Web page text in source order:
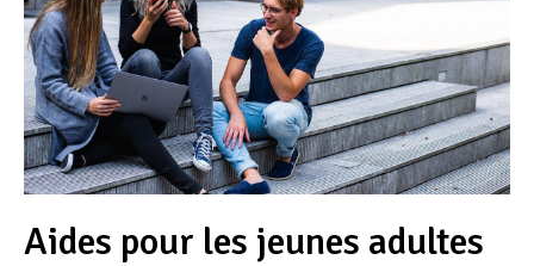
Aides pour les jeunes adultes